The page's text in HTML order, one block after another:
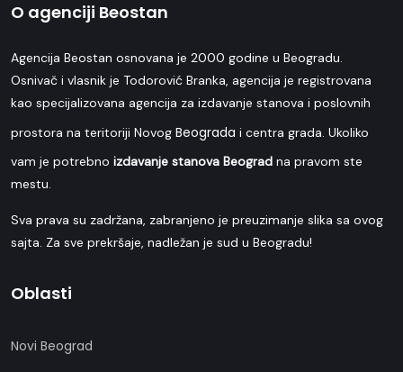
O agenciji Beostan
Agencija Beostan osnovana je 2000 godine u Beogradu.
Osnivač i vlasnik je Todorović Branka, agencija je registrovana
kao specijalizovana agencija za izdavanje stanova i poslovnih
prostora na teritoriji Novog Beograda i centra grada. Ukoliko
vam je potrebno izdavanje stanova Beograd na pravom ste
mestu.
Sva prava su zadržana, zabranjeno je preuzimanje slika sa ovog
sajta. Za sve prekršaje, nadležan je sud u Beogradu!
Oblasti
Novi Beograd